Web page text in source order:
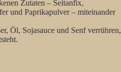
Zutaten – Seitanfix,
und Paprikapulver – miteinander
Öl, Sojasauce und Senf verrühren,